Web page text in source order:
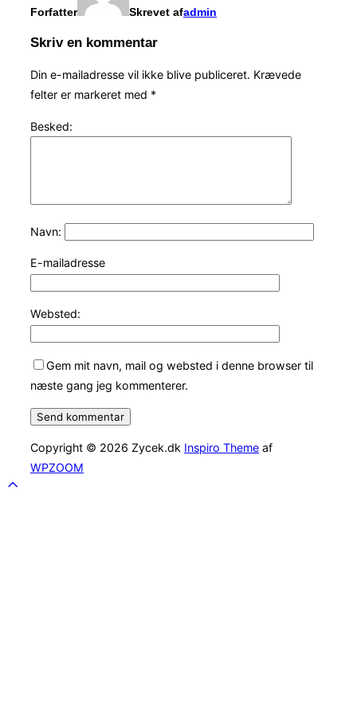
Forfatter Skrevet afadmin
Skriv en kommentar
Din e-mailadresse vil ikke blive publiceret. Krævede
felter er markeret med *
Besked:
Navn:
E-mailadresse
Websted:
Gem mit navn, mail og websted i denne browser til
næste gang jeg kommenterer.
Copyright © 2026 Zycek.dk Inspiro Theme af
WPZOOM